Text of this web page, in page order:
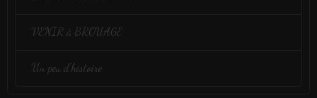
VENIR à BROUAGE
Un peu d'histoire